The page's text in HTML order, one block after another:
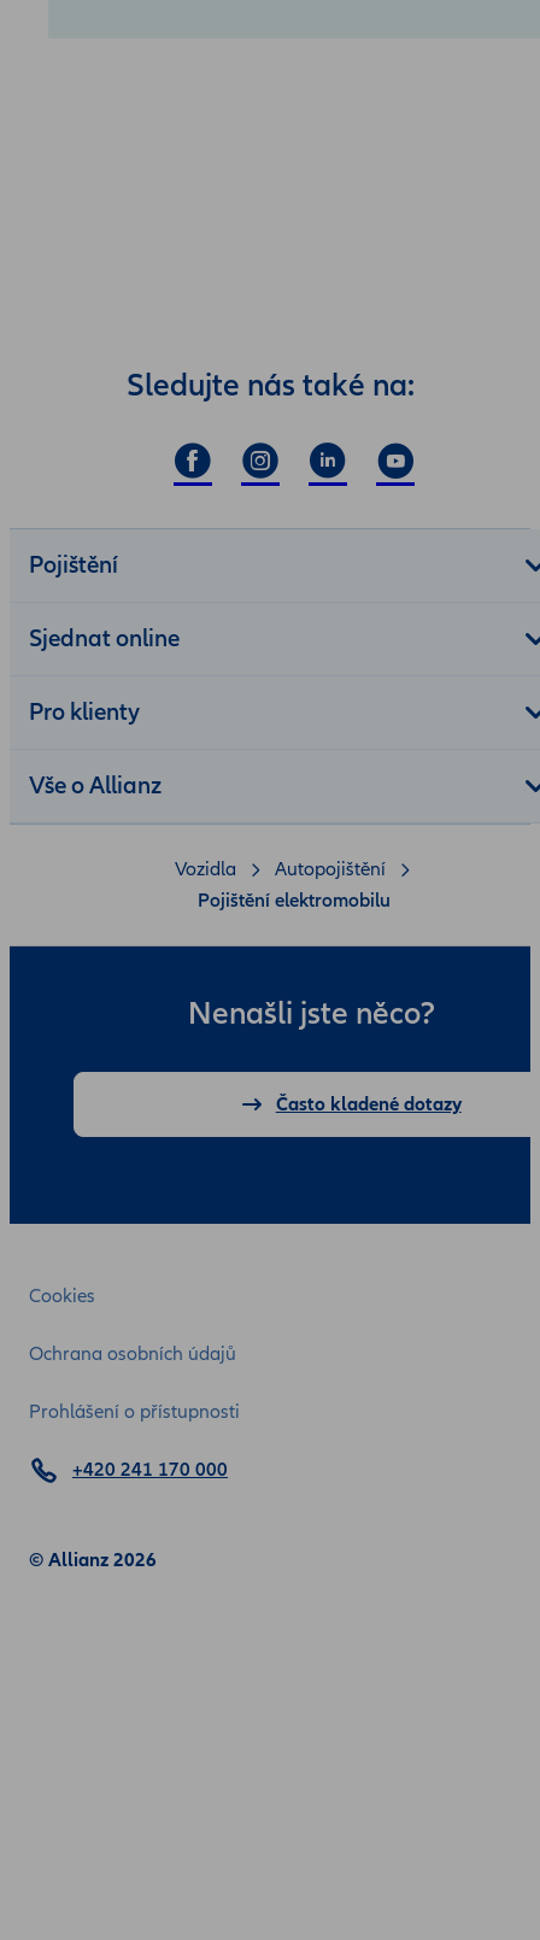
Sledujte nás také na:
Pojištění
Sjednat online
Pro klienty
Vše o Allianz
Nenašli jste něco?
Často kladené dotazy
Cookies
Ochrana osobních údajů
Prohlášení o přístupnosti
© Allianz 2026
+420 241 170 000
Vozidla
Autopojištění
Pojištění elektromobilu